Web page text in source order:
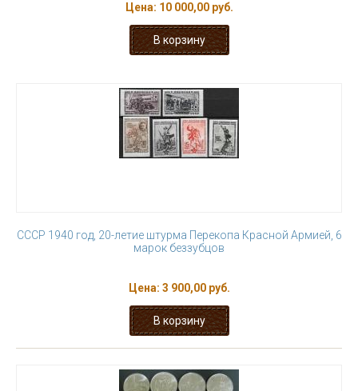
Цена: 10 000,00 руб.
СССР 1940 год, 20-летие штурма Перекопа Красной Армией, 6
марок беззубцов
Цена: 3 900,00 руб.